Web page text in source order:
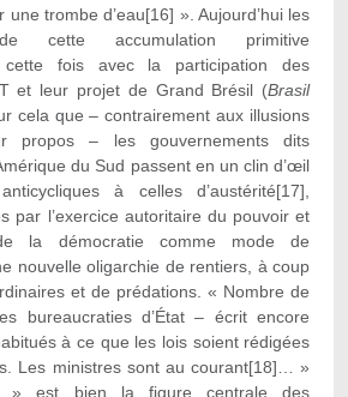
une trombe d’eau[16] ». Aujourd’hui les
cette accumulation primitive
cette fois avec la participation des
et leur projet de Grand Brésil (Brasil
cela que – contrairement aux illusions
propos – les gouvernements dits
du Sud passent en un clin d’œil
à celles d’austérité[17]
par l’exercice autoritaire du pouvoir et
la démocratie comme mode de
nouvelle oligarchie de rentiers, à coup
et de prédations. « Nombre de
bureaucraties d’État – écrit encore
à ce que les lois soient rédigées
Les ministres sont au courant[18] … »
» est bien la figure centrale des